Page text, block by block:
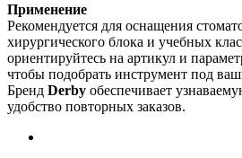
Применение
Рекомендуется для оснащения
хирургического блока и учебных
ориентируйтесь на артикул и
чтобы подобрать инструмент под
Бренд Derby обеспечивает
удобство повторных заказов.